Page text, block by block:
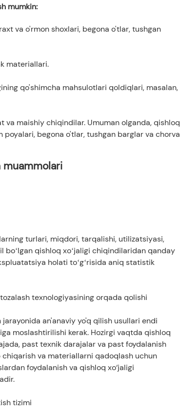
mumkin:
va o'rmon shoxlari, begona o'tlar, tushgan
materiallari.
qo'shimcha mahsulotlari qoldiqlari, masalan,
maishiy chiqindilar. Umuman olganda, qishloq
begona o'tlar, tushgan barglar va chorva
muammolari
turlari, miqdori, tarqalishi, utilizatsiyasi,
boʻlgan qishloq xoʻjaligi chiqindilaridan qanday
holati toʻgʻrisida aniq statistik
texnologiyasining orqada qolishi
an'anaviy yo'q qilish usullari endi
moslashtirilishi kerak. Hozirgi vaqtda qishloq
past texnik darajalar va past foydalanish
va materiallarni qadoqlash uchun
foydalanish va qishloq xo‘jaligi
tizimi